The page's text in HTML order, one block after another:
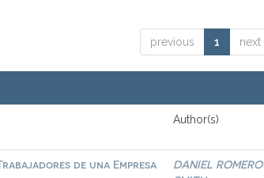
previous 1 next
Author(s)
de una Empresa
DANIEL ROMERO